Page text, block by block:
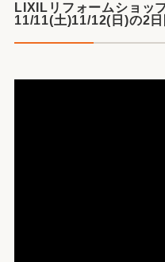
LIXILリフォームショッ
11/11(土)11/12(日)の2日